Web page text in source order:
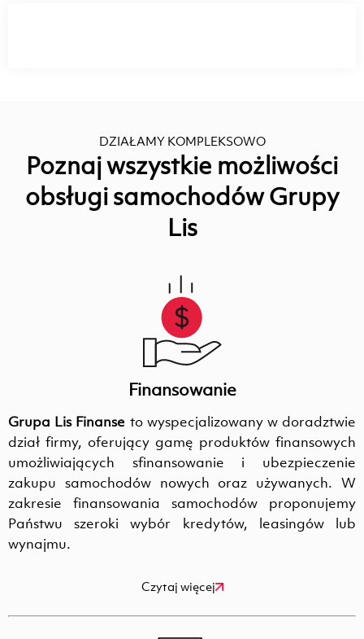
DZIAŁAMY KOMPLEKSOWO
Poznaj wszystkie możliwości
obsługi samochodów Grupy
Lis
Finansowanie
Grupa Lis Finanse to wyspecjalizowany w doradztwie
dział firmy, oferujący gamę produktów finansowych
umożliwiających sfinansowanie i ubezpieczenie
zakupu samochodów nowych oraz używanych. W
zakresie finansowania samochodów proponujemy
Państwu szeroki wybór kredytów, leasingów lub
wynajmu.
Czytaj więcej